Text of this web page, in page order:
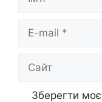
Сайт
Зберегти